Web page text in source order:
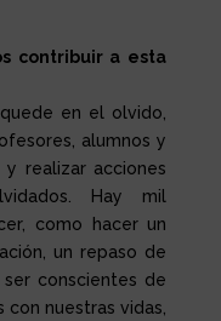
contribuir a esta
en el olvido,
alumnos y
realizar acciones
Hay mil
como hacer un
un repaso de
conscientes de
con nuestras vidas,